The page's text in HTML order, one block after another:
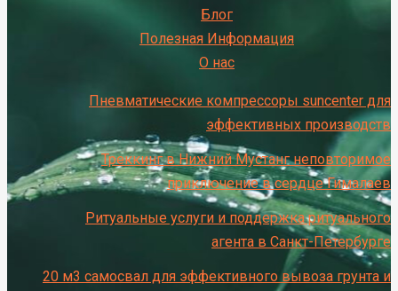
Блог
Полезная Информация
О нас
Пневматические компрессоры suncenter для
эффективных производств
Треккинг в Нижний Мустанг неповторимое
приключение в сердце Гималаев
Ритуальные услуги и поддержка ритуального
агента в Санкт-Петербурге
20 м3 самосвал для эффективного вывоза грунта и